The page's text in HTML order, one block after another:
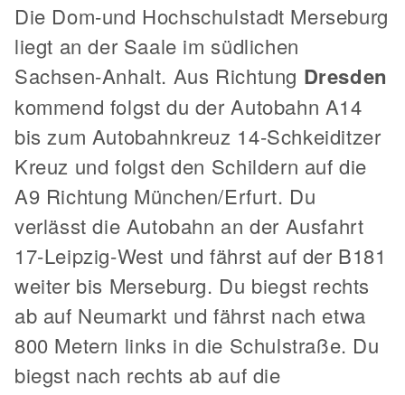
Die Dom-und Hochschulstadt Merseburg
liegt an der Saale im südlichen
Sachsen-Anhalt. Aus Richtung Dresden
kommend folgst du der Autobahn A14
bis zum Autobahnkreuz 14-Schkeiditzer
Kreuz und folgst den Schildern auf die
A9 Richtung München/Erfurt. Du
verlässt die Autobahn an der Ausfahrt
17-Leipzig-West und fährst auf der B181
weiter bis Merseburg. Du biegst rechts
ab auf Neumarkt und fährst nach etwa
800 Metern links in die Schulstraße. Du
biegst nach rechts ab auf die